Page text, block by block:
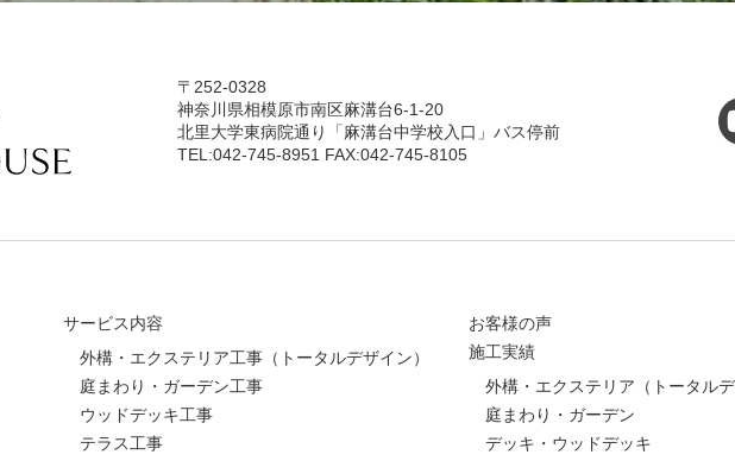
〒252-0328
神奈川県相模原市南区麻溝台6-1-20
北里大学東病院通り「麻溝台中学校入口」バス停前
TEL:042-745-8951 FAX:042-745-8105
サービス内容
外構・エクステリア工事（トータルデザイン）
庭まわり・ガーデン工事
ウッドデッキ工事
テラス工事
お客様の声
施工実績
外構・エクステリア（トータル
庭まわり・ガーデン
デッキ・ウッドデッキ